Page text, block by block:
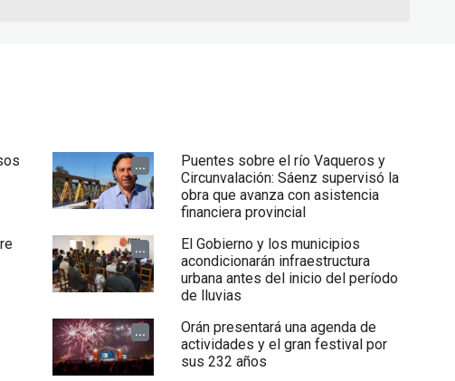
...
Puentes sobre el río Vaqueros y
Circunvalación: Sáenz supervisó la
obra que avanza con asistencia
financiera provincial
...
El Gobierno y los municipios
acondicionarán infraestructura
urbana antes del inicio del período
de lluvias
...
Orán presentará una agenda de
actividades y el gran festival por
sus 232 años